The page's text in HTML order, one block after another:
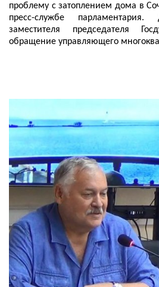
проблему с затоплением дома в
пресс-службе
заместителя председателя
обращение управляющего